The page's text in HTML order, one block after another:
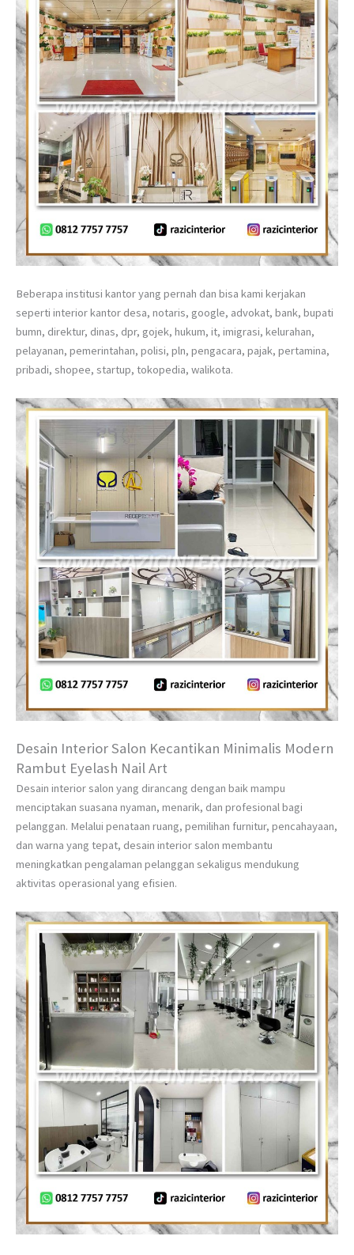
Beberapa institusi kantor yang pernah dan bisa kami kerjakan
seperti interior kantor desa, notaris, google, advokat, bank, bupati
bumn, direktur, dinas, dpr, gojek, hukum, it, imigrasi, kelurahan,
pelayanan, pemerintahan, polisi, pln, pengacara, pajak, pertamina,
pribadi, shopee, startup, tokopedia, walikota.
Desain Interior Salon Kecantikan Minimalis Modern
Rambut Eyelash Nail Art
Desain interior salon yang dirancang dengan baik mampu
menciptakan suasana nyaman, menarik, dan profesional bagi
pelanggan. Melalui penataan ruang, pemilihan furnitur, pencahayaan,
dan warna yang tepat, desain interior salon membantu
meningkatkan pengalaman pelanggan sekaligus mendukung
aktivitas operasional yang efisien.